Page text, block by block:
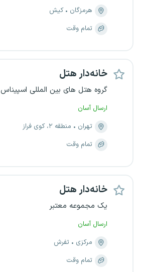
هرمزگان
کیش
تمام وقت
خانه‌دار هتل
گروه هتل های بین المللی اسپیناس
ارسال آسان
تهران
منطقه ۲، کوی فراز
تمام وقت
خانه‌دار هتل
یک مجموعه معتبر
ارسال آسان
مرکزی
تفرش
تمام وقت